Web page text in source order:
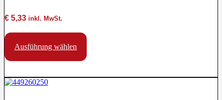
€ 5,33 inkl. MwSt.
Ausführung wählen
Dieses
weist
auf.